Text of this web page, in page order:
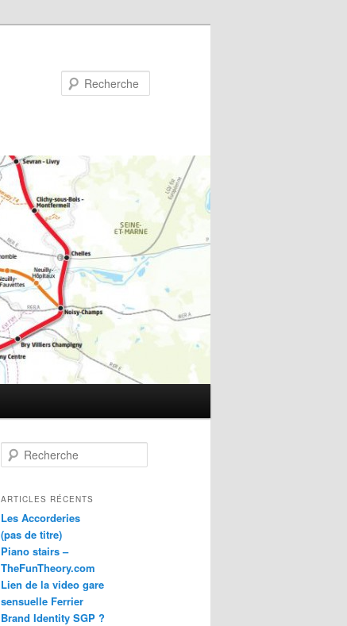
e
h
r
c
h
e
ARTICLES RÉCENTS
Les Accorderies
(pas de titre)
Piano stairs –
TheFunTheory.com
Lien de la video gare
sensuelle Ferrier
Brand Identity SGP ?